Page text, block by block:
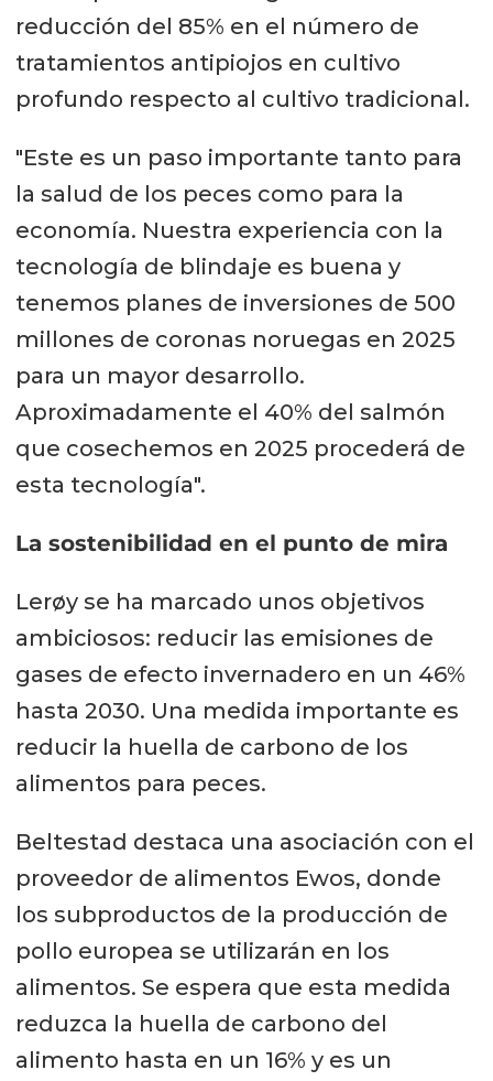
reducción del 85% en el número de
tratamientos antipiojos en cultivo
profundo respecto al cultivo tradicional.
"Este es un paso importante tanto para
la salud de los peces como para la
economía. Nuestra experiencia con la
tecnología de blindaje es buena y
tenemos planes de inversiones de 500
millones de coronas noruegas en 2025
para un mayor desarrollo.
Aproximadamente el 40% del salmón
que cosechemos en 2025 procederá de
esta tecnología".
La sostenibilidad en el punto de mira
Lerøy se ha marcado unos objetivos
ambiciosos: reducir las emisiones de
gases de efecto invernadero en un 46%
hasta 2030. Una medida importante es
reducir la huella de carbono de los
alimentos para peces.
Beltestad destaca una asociación con el
proveedor de alimentos Ewos, donde
los subproductos de la producción de
pollo europea se utilizarán en los
alimentos. Se espera que esta medida
reduzca la huella de carbono del
alimento hasta en un 16% y es un